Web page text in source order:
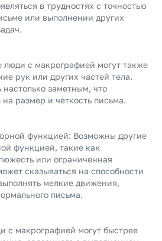
в трудностях с точностью
или выполнении других
с макрографией могут также
рук или других частей тела.
заметным, что
размер и четкость письма.
функцией: Возможны другие
функцией, такие как
или ограниченная
сказываться на способности
мелкие движения,
письма.
с макрографией могут быстрее